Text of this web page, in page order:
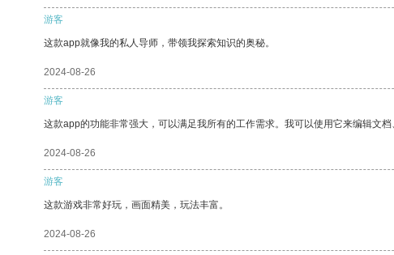
游客
这款app就像我的私人导师，带领我探索知识的奥秘。
2024-08-26
游客
这款app的功能非常强大，可以满足我所有的工作需求。我可以使用它来编辑文档
2024-08-26
游客
这款游戏非常好玩，画面精美，玩法丰富。
2024-08-26